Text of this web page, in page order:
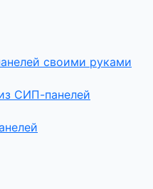
своими руками
СИП-панелей